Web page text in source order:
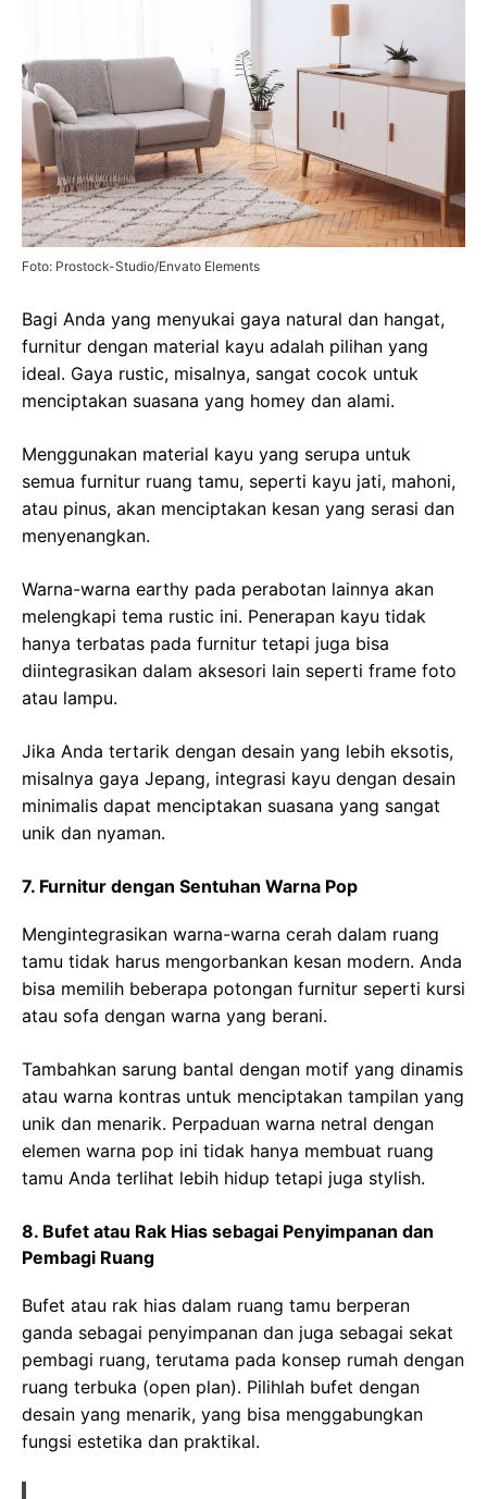
Foto: Prostock-Studio/Envato Elements
Bagi Anda yang menyukai gaya natural dan hangat,
furnitur dengan material kayu adalah pilihan yang
ideal. Gaya rustic, misalnya, sangat cocok untuk
menciptakan suasana yang homey dan alami.
Menggunakan material kayu yang serupa untuk
semua furnitur ruang tamu, seperti kayu jati, mahoni,
atau pinus, akan menciptakan kesan yang serasi dan
menyenangkan.
Warna-warna earthy pada perabotan lainnya akan
melengkapi tema rustic ini. Penerapan kayu tidak
hanya terbatas pada furnitur tetapi juga bisa
diintegrasikan dalam aksesori lain seperti frame foto
atau lampu.
Jika Anda tertarik dengan desain yang lebih eksotis,
misalnya gaya Jepang, integrasi kayu dengan desain
minimalis dapat menciptakan suasana yang sangat
unik dan nyaman.
7. Furnitur dengan Sentuhan Warna Pop
Mengintegrasikan warna-warna cerah dalam ruang
tamu tidak harus mengorbankan kesan modern. Anda
bisa memilih beberapa potongan furnitur seperti kursi
atau sofa dengan warna yang berani.
Tambahkan sarung bantal dengan motif yang dinamis
atau warna kontras untuk menciptakan tampilan yang
unik dan menarik. Perpaduan warna netral dengan
elemen warna pop ini tidak hanya membuat ruang
tamu Anda terlihat lebih hidup tetapi juga stylish.
8. Bufet atau Rak Hias sebagai Penyimpanan dan
Pembagi Ruang
Bufet atau rak hias dalam ruang tamu berperan
ganda sebagai penyimpanan dan juga sebagai sekat
pembagi ruang, terutama pada konsep rumah dengan
ruang terbuka (open plan). Pilihlah bufet dengan
desain yang menarik, yang bisa menggabungkan
fungsi estetika dan praktikal.